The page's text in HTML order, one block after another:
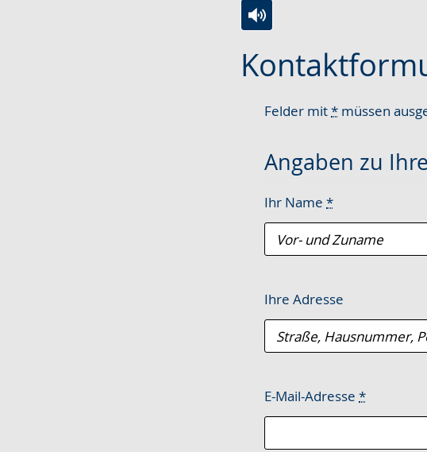
Felder mit* müssen
Angaben zu
Ihr Name *
Ihre Adresse
E-Mail-Adresse *
Leichten
wechseln.
Audio-
Video
Deutscher
wird
angezeigt.